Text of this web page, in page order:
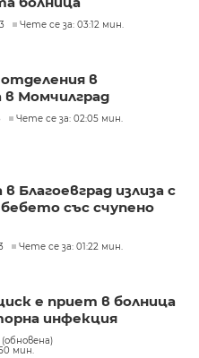
Чете се за: 03:12 мин.
в
Момчилград
Чете се за: 02:05 мин.
Благоевград излиза с
бебето със счупено
Чете се за: 01:22 мин.
е приет в болница
инфекция
(обновена)
мин.